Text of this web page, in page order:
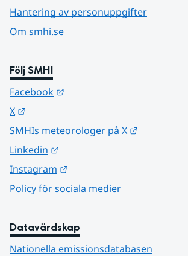
Hantering av personuppgifter
Om smhi.se
Följ SMHI
Facebook
X
SMHIs meteorologer på X
Linkedin
Instagram
Policy för sociala medier
Datavärdskap
Nationella emissionsdatabasen